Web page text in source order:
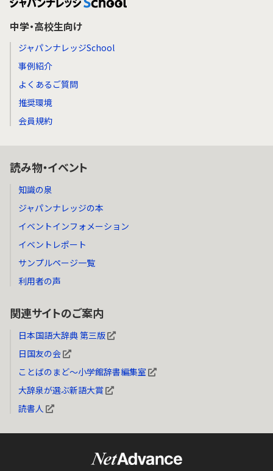
中学・高校生向け
ジャパンナレッジSchool
事例紹介
よくあるご質問
推奨環境
会員規約
読み物・イベント
知識の泉
ジャパンナレッジの本
イベントインフォメーション
イベントレポート
サンプルページ一覧
利用者の声
関連サイトのご案内
日本国語大辞典 第三版
日国友の会
ことばのまど～小学館辞書編集室
大辞泉が選ぶ新語大賞
読書人